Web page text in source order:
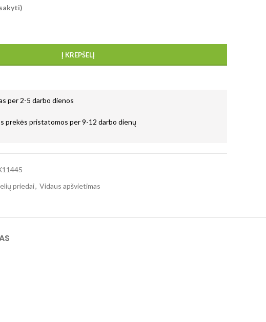
Į KREPŠELĮ
per 2-5 darbo dienos
prekės pristatomos per 9-12 darbo dienų
priedai, Vidaus apšvietimas